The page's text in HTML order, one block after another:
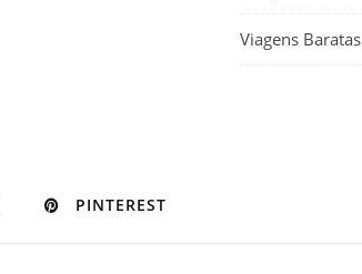
Viagens Baratas
PINTEREST